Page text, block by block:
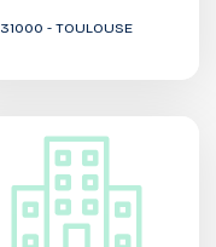
31000 - TOULOUSE